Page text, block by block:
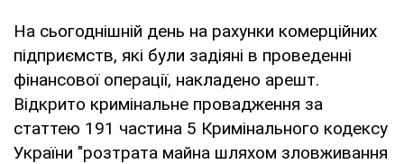
На сьогоднішній день на рахунки комерційних
підприємств, які були задіяні в проведенні
фінансової операції, накладено арешт.
Відкрито кримінальне провадження за
статтею 191 частина 5 Кримінального кодексу
України "розтрата майна шляхом зловживання